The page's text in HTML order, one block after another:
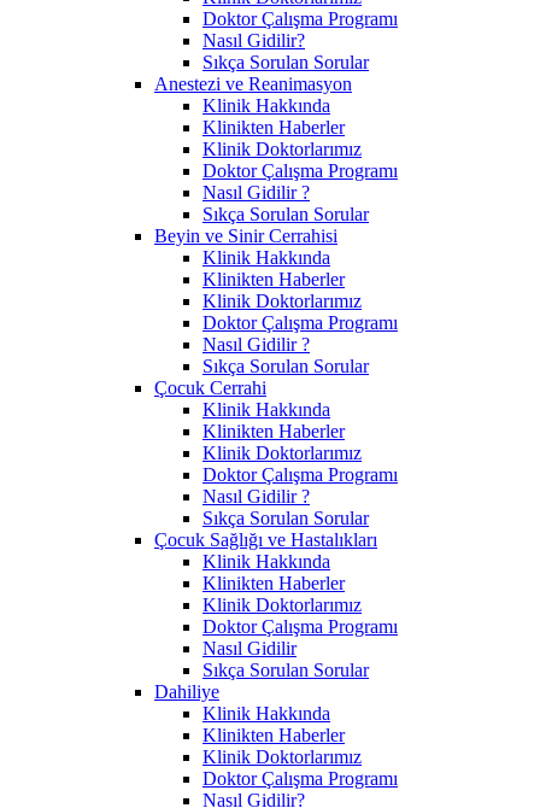
Doktor Çalışma Programı
Nasıl Gidilir?
Sıkça Sorulan Sorular
Anestezi ve Reanimasyon
Klinik Hakkında
Klinikten Haberler
Klinik Doktorlarımız
Doktor Çalışma Programı
Nasıl Gidilir ?
Sıkça Sorulan Sorular
Beyin ve Sinir Cerrahisi
Klinik Hakkında
Klinikten Haberler
Klinik Doktorlarımız
Doktor Çalışma Programı
Nasıl Gidilir ?
Sıkça Sorulan Sorular
Çocuk Cerrahi
Klinik Hakkında
Klinikten Haberler
Klinik Doktorlarımız
Doktor Çalışma Programı
Nasıl Gidilir ?
Sıkça Sorulan Sorular
Çocuk Sağlığı ve Hastalıkları
Klinik Hakkında
Klinikten Haberler
Klinik Doktorlarımız
Doktor Çalışma Programı
Nasıl Gidilir
Sıkça Sorulan Sorular
Dahiliye
Klinik Hakkında
Klinikten Haberler
Klinik Doktorlarımız
Doktor Çalışma Programı
Nasıl Gidilir?